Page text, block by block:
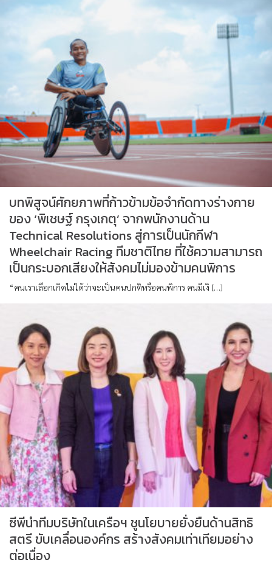
บทพิสูจน์ศักยภาพที่ก้าวข้ามข้อจำกัดทางร่างกาย
ของ ‘พิเชษฐ์ กรุงเกตุ’ จากพนักงานด้าน
Technical Resolutions สู่การเป็นนักกีฬา
Wheelchair Racing ทีมชาติไทย ที่ใช้ความสามารถ
เป็นกระบอกเสียงให้สังคมไม่มองข้ามคนพิการ
“คนเราเลือกเกิดไม่ได้ว่าจะเป็นคนปกติหรือคนพิการ คนมีเงิ […]
ซีพีนำทีมบริษัทในเครือฯ ชูนโยบายยั่งยืนด้านสิทธิ
สตรี ขับเคลื่อนองค์กร สร้างสังคมเท่าเทียมอย่าง
ต่อเนื่อง